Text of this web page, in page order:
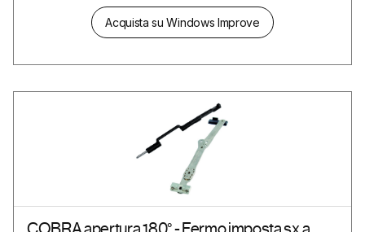
Acquista su Windows Improve